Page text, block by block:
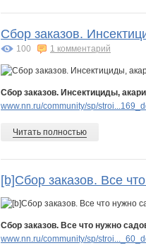
Сбор заказов.
100
1 комментарий
Сбор заказов. Инсектициды,
www.nn.ru/community/sp/
Читать полностью
[b]Сбор заказов. Все
Сбор заказов. Все что нужно
www.nn.ru/community/sp/